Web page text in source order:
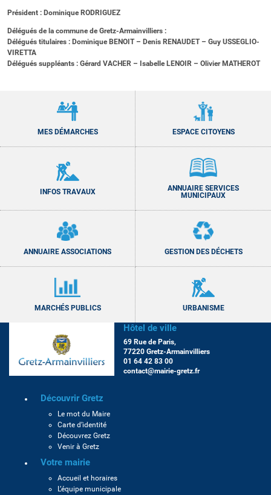
Président : Dominique RODRIGUEZ
Délégués de la commune de Gretz-Armainvilliers :
Délégués titulaires : Dominique BENOIT – Denis RENAUDET – Guy USSEGLIO-
VIRETTA
Délégués suppléants : Gérard VACHER – Isabelle LENOIR – Olivier MATHEROT
MES DÉMARCHES ESPACE CITOYENS
INFOS TRAVAUX
ANNUAIRE SERVICES
MUNICIPAUX
ANNUAIRE ASSOCIATIONS GESTION DES DÉCHETS
MARCHÉS PUBLICS URBANISME
Hôtel de ville
69 Rue de Paris,
77220 Gretz-Armainvilliers
01 64 42 83 00
contact@mairie-gretz.fr
Découvrir Gretz
Le mot du Maire
Carte d’identité
Découvrez Gretz
Venir à Gretz
Votre mairie
Accueil et horaires
L’équipe municipale